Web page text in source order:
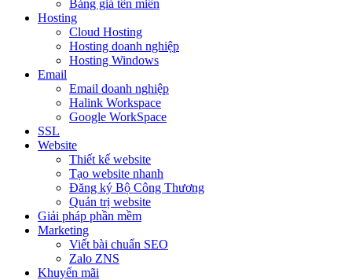
Bảng giá tên miền
Hosting
Cloud Hosting
Hosting doanh nghiệp
Hosting Windows
Email
Email doanh nghiệp
Halink Workspace
Google WorkSpace
SSL
Website
Thiết kế website
Tạo website nhanh
Đăng ký Bộ Công Thương
Quản trị website
Giải pháp phần mềm
Marketing
Viết bài chuẩn SEO
Zalo ZNS
Khuyến mãi